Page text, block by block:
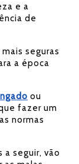
e a
de
seguras
a época
ou
fazer um
normas
a seguir, vão